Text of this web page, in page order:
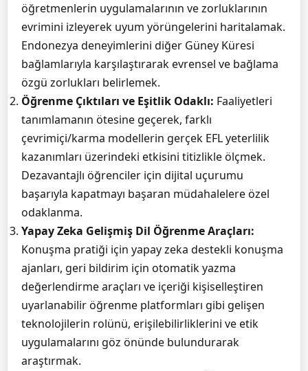
öğretmenlerin uygulamalarının ve zorluklarının
evrimini izleyerek uyum yörüngelerini haritalamak.
Endonezya deneyimlerini diğer Güney Küresi
bağlamlarıyla karşılaştırarak evrensel ve bağlama
özgü zorlukları belirlemek.
Öğrenme Çıktıları ve Eşitlik Odaklı: Faaliyetleri
tanımlamanın ötesine geçerek, farklı
çevrimiçi/karma modellerin gerçek EFL yeterlilik
kazanımları üzerindeki etkisini titizlikle ölçmek.
Dezavantajlı öğrenciler için dijital uçurumu
başarıyla kapatmayı başaran müdahalelere özel
odaklanma.
Yapay Zeka Gelişmiş Dil Öğrenme Araçları:
Konuşma pratiği için yapay zeka destekli konuşma
ajanları, geri bildirim için otomatik yazma
değerlendirme araçları ve içeriği kişiselleştiren
uyarlanabilir öğrenme platformları gibi gelişen
teknolojilerin rolünü, erişilebilirliklerini ve etik
uygulamalarını göz önünde bulundurarak
araştırmak.